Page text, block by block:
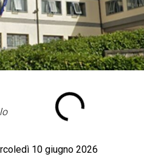
10 giugno 2026